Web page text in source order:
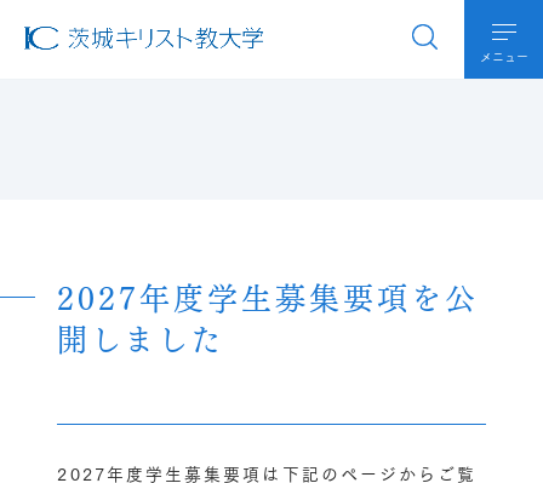
メニュー
2027年度学生募集要項を公
開しました
2027年度学生募集要項は下記のページからご覧